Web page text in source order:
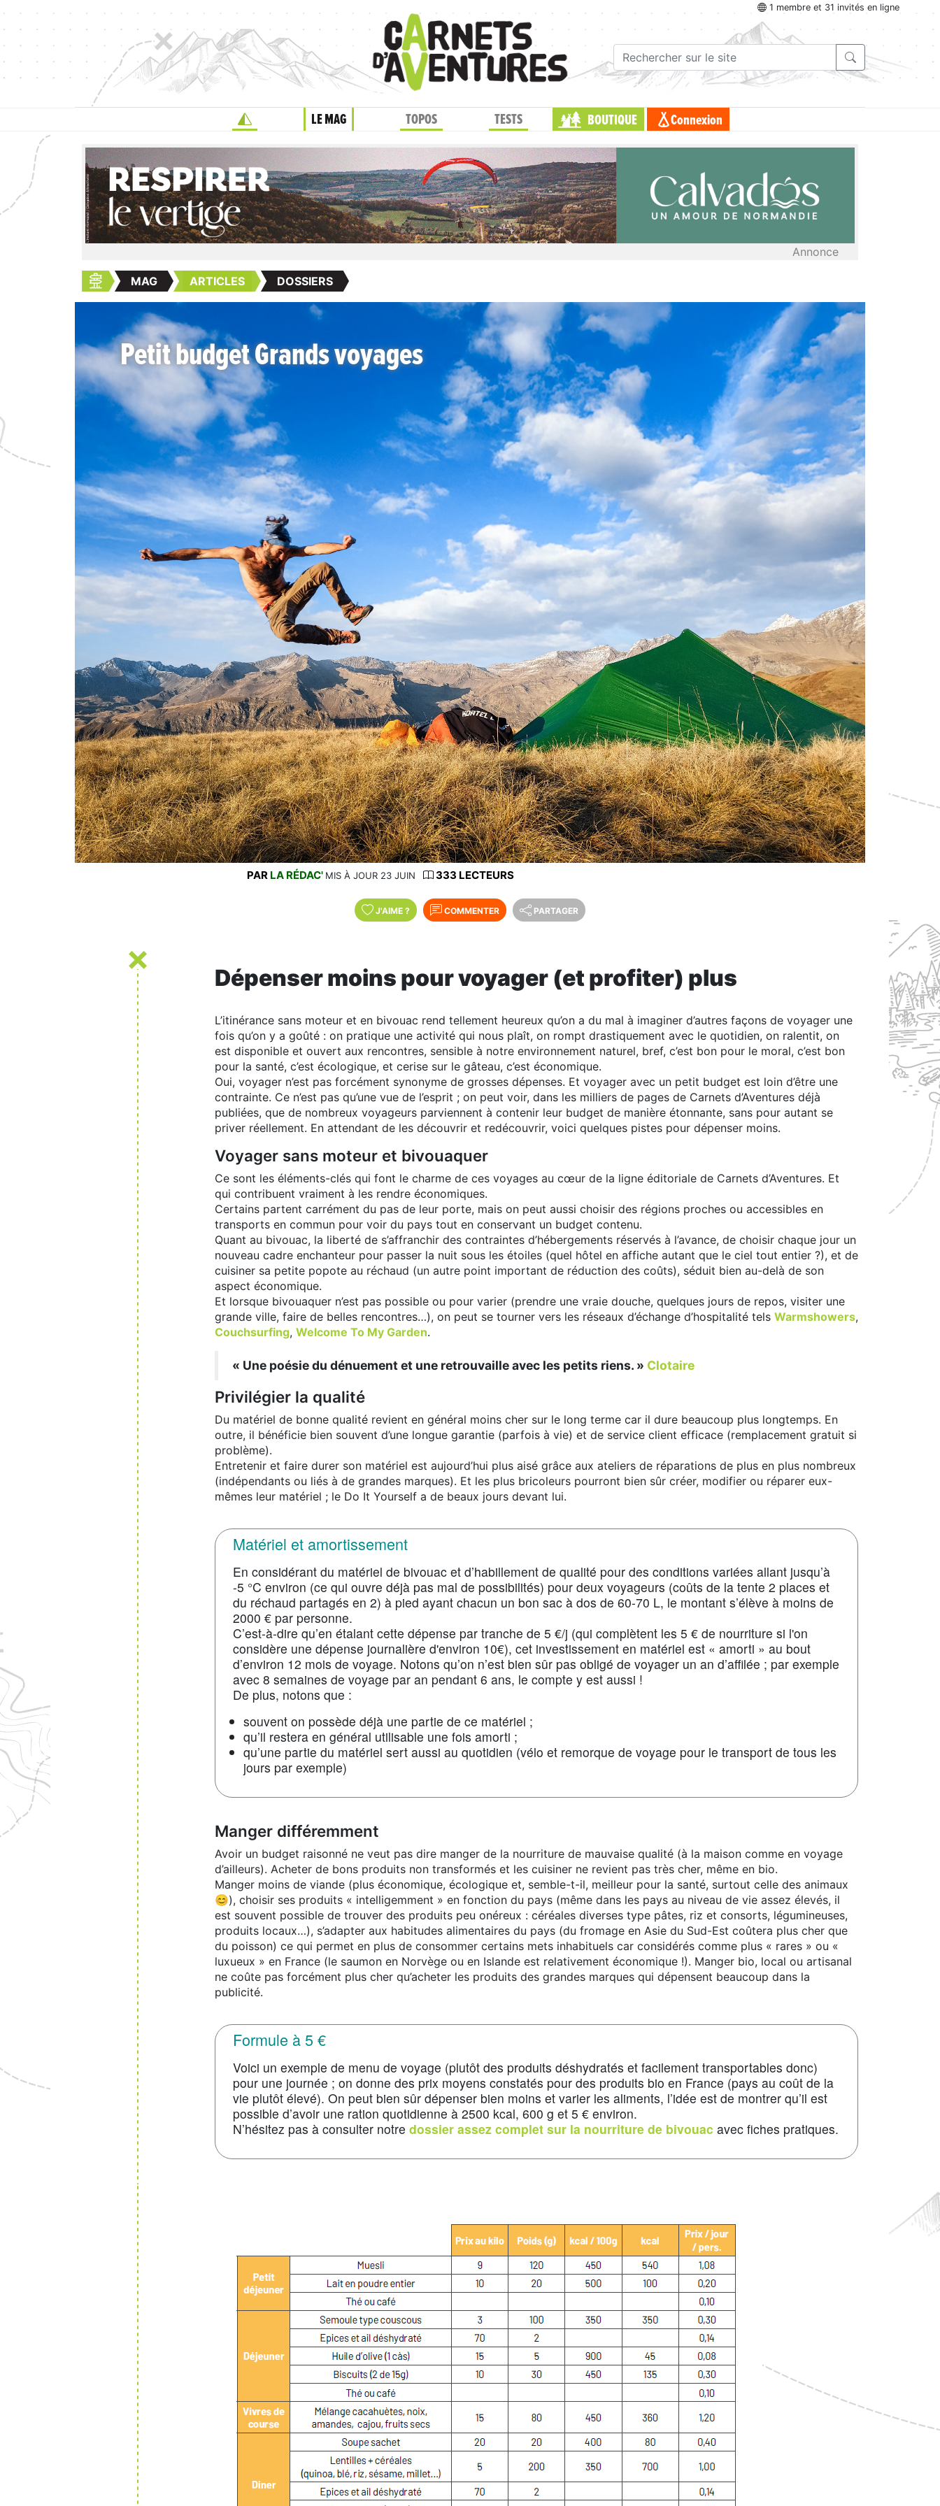
1 membre et 31 invités en ligne
LE MAG TOPOS TESTS BOUTIQUE Connexion
Annonce
MAG ARTICLES DOSSIERS
Petit budget Grands voyages
PAR LA RÉDAC' MIS À JOUR 23 JUIN 333 LECTEURS
J'AIME ? COMMENTER PARTAGER
Dépenser moins pour voyager (et profiter) plus
L’itinérance sans moteur et en bivouac rend tellement heureux qu’on a du mal à imaginer d’autres façons de voyager une
fois qu’on y a goûté : on pratique une activité qui nous plaît, on rompt drastiquement avec le quotidien, on ralentit, on
est disponible et ouvert aux rencontres, sensible à notre environnement naturel, bref, c’est bon pour le moral, c’est bon
pour la santé, c’est écologique, et cerise sur le gâteau, c’est économique.
Oui, voyager n’est pas forcément synonyme de grosses dépenses. Et voyager avec un petit budget est loin d’être une
contrainte. Ce n’est pas qu’une vue de l’esprit ; on peut voir, dans les milliers de pages de Carnets d’Aventures déjà
publiées, que de nombreux voyageurs parviennent à contenir leur budget de manière étonnante, sans pour autant se
priver réellement. En attendant de les découvrir et redécouvrir, voici quelques pistes pour dépenser moins.
Voyager sans moteur et bivouaquer
Ce sont les éléments-clés qui font le charme de ces voyages au cœur de la ligne éditoriale de Carnets d’Aventures. Et
qui contribuent vraiment à les rendre économiques.
Certains partent carrément du pas de leur porte, mais on peut aussi choisir des régions proches ou accessibles en
transports en commun pour voir du pays tout en conservant un budget contenu.
Quant au bivouac, la liberté de s’affranchir des contraintes d’hébergements réservés à l’avance, de choisir chaque jour un
nouveau cadre enchanteur pour passer la nuit sous les étoiles (quel hôtel en affiche autant que le ciel tout entier ?), et de
cuisiner sa petite popote au réchaud (un autre point important de réduction des coûts), séduit bien au-delà de son
aspect économique.
Et lorsque bivouaquer n’est pas possible ou pour varier (prendre une vraie douche, quelques jours de repos, visiter une
grande ville, faire de belles rencontres…), on peut se tourner vers les réseaux d’échange d’hospitalité tels Warmshowers,
Couchsurfing, Welcome To My Garden.
« Une poésie du dénuement et une retrouvaille avec les petits riens. » Clotaire
Privilégier la qualité
Du matériel de bonne qualité revient en général moins cher sur le long terme car il dure beaucoup plus longtemps. En
outre, il bénéficie bien souvent d’une longue garantie (parfois à vie) et de service client efficace (remplacement gratuit si
problème).
Entretenir et faire durer son matériel est aujourd’hui plus aisé grâce aux ateliers de réparations de plus en plus nombreux
(indépendants ou liés à de grandes marques). Et les plus bricoleurs pourront bien sûr créer, modifier ou réparer eux-
mêmes leur matériel ; le Do It Yourself a de beaux jours devant lui.
Matériel et amortissement
En considérant du matériel de bivouac et d’habillement de qualité pour des conditions variées allant jusqu’à
-5 °C environ (ce qui ouvre déjà pas mal de possibilités) pour deux voyageurs (coûts de la tente 2 places et
du réchaud partagés en 2) à pied ayant chacun un bon sac à dos de 60-70 L, le montant s’élève à moins de
2000 € par personne.
C’est-à-dire qu’en étalant cette dépense par tranche de 5 €/j (qui complètent les 5 € de nourriture si l'on
considère une dépense journalière d'environ 10€), cet investissement en matériel est « amorti » au bout
d’environ 12 mois de voyage. Notons qu’on n’est bien sûr pas obligé de voyager un an d’affilée ; par exemple
avec 8 semaines de voyage par an pendant 6 ans, le compte y est aussi !
De plus, notons que :
souvent on possède déjà une partie de ce matériel ;
qu’il restera en général utilisable une fois amorti ;
qu’une partie du matériel sert aussi au quotidien (vélo et remorque de voyage pour le transport de tous les
jours par exemple)
Manger différemment
Avoir un budget raisonné ne veut pas dire manger de la nourriture de mauvaise qualité (à la maison comme en voyage
d’ailleurs). Acheter de bons produits non transformés et les cuisiner ne revient pas très cher, même en bio.
Manger moins de viande (plus économique, écologique et, semble-t-il, meilleur pour la santé, surtout celle des animaux
😊), choisir ses produits « intelligemment » en fonction du pays (même dans les pays au niveau de vie assez élevés, il
est souvent possible de trouver des produits peu onéreux : céréales diverses type pâtes, riz et consorts, légumineuses,
produits locaux…), s’adapter aux habitudes alimentaires du pays (du fromage en Asie du Sud-Est coûtera plus cher que
du poisson) ce qui permet en plus de consommer certains mets inhabituels car considérés comme plus « rares » ou «
luxueux » en France (le saumon en Norvège ou en Islande est relativement économique !). Manger bio, local ou artisanal
ne coûte pas forcément plus cher qu’acheter les produits des grandes marques qui dépensent beaucoup dans la
publicité.
Formule à 5 €
Voici un exemple de menu de voyage (plutôt des produits déshydratés et facilement transportables donc)
pour une journée ; on donne des prix moyens constatés pour des produits bio en France (pays au coût de la
vie plutôt élevé). On peut bien sûr dépenser bien moins et varier les aliments, l’idée est de montrer qu’il est
possible d’avoir une ration quotidienne à 2500 kcal, 600 g et 5 € environ.
N’hésitez pas à consulter notre dossier assez complet sur la nourriture de bivouac avec fiches pratiques.